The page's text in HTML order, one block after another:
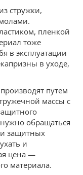
стружки,
пленкой
тоже
в эксплуатации
в уходе,
путем
массы с
обращаться
защитных
и
цена —
материала.